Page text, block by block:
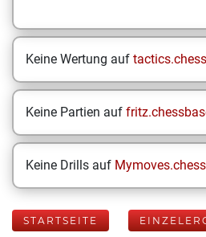
Keine Wertung auf
Keine Partien auf
Keine Drills auf
STARTSEITE